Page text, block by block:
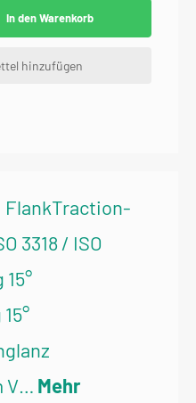
In den Warenkorb
hinzufügen
FlankTraction-
3318 / ISO
V… Mehr